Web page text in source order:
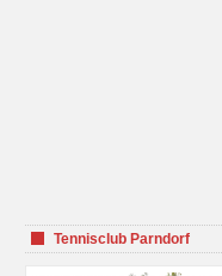
Tennisclub Parndorf